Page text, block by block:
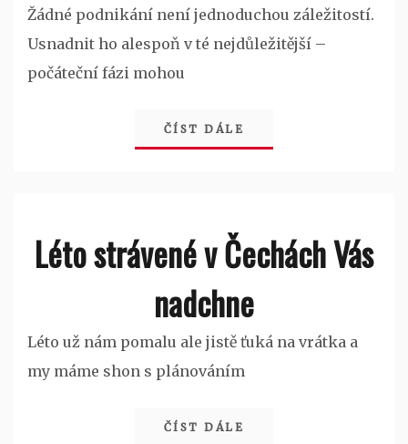
Žádné podnikání není jednoduchou záležitostí.
Usnadnit ho alespoň v té nejdůležitější –
počáteční fázi mohou
ČÍST DÁLE
Léto strávené v Čechách Vás
nadchne
Léto už nám pomalu ale jistě ťuká na vrátka a
my máme shon s plánováním
ČÍST DÁLE